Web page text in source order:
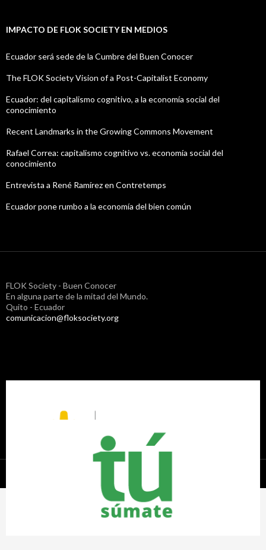
IMPACTO DE FLOK SOCIETY EN MEDIOS
Ecuador será sede de la Cumbre del Buen Conocer
The FLOK Society Vision of a Post-Capitalist Economy
Ecuador: del capitalismo cognitivo, a la economía social del
conocimiento
Recent Landmarks in the Growing Commons Movement
Rafael Correa: capitalismo cognitivo vs. economía social del
conocimiento
Entrevista a René Ramírez en Contretemps
Ecuador pone rumbo a la economía del bien común
FLOK Society - Buen Conocer
En alguna parte de la mitad del Mundo.
Quito - Ecuador
comunicacion@floksociety.org